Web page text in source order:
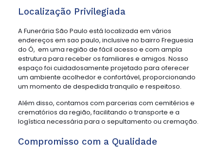
Localização Privilegiada
A Funerária São Paulo está localizada em vários
endereços em sao paulo, inclusive no bairro Freguesia
do Ó, em uma região de fácil acesso e com ampla
estrutura para receber os familiares e amigos. Nosso
espaço foi cuidadosamente projetado para oferecer
um ambiente acolhedor e confortável, proporcionando
um momento de despedida tranquilo e respeitoso.
Além disso, contamos com parcerias com cemitérios e
crematórios da região, facilitando o transporte e a
logística necessária para o sepultamento ou cremação.
Compromisso com a Qualidade